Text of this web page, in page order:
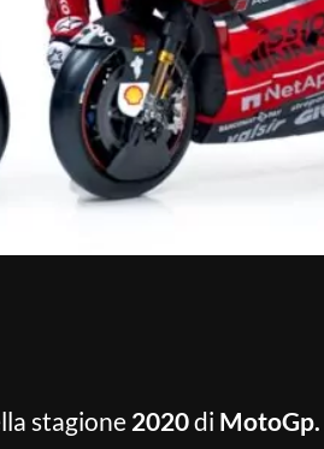
stagione 2020di MotoGp.